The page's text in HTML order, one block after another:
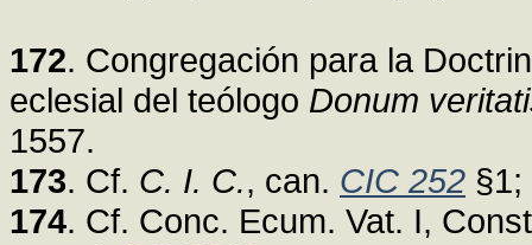
172. Congregación para la
eclesial del teólogo Donum
1557.
173. Cf. C. I. C., can. CIC 252 §1;
174. Cf. Conc. Ecum. Vat. I,